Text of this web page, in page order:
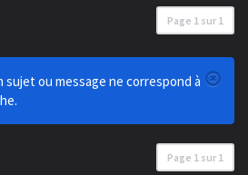
Page 1 sur 1
sujet ou message ne correspond à
Page 1 sur 1